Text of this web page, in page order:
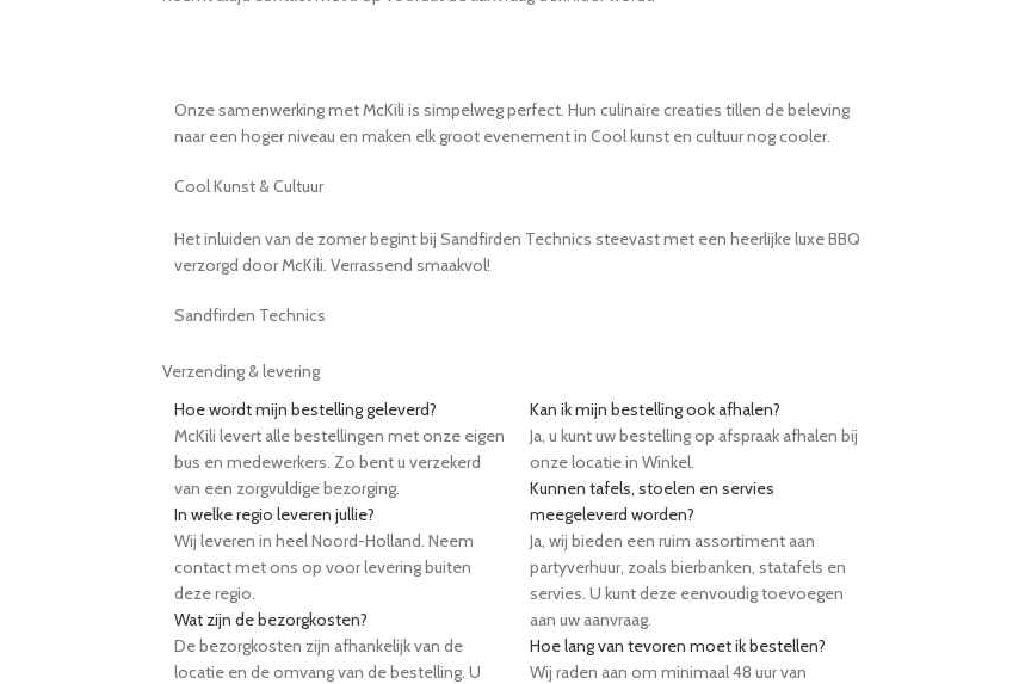
Onze samenwerking met McKili is simpelweg perfect. Hun culinaire creaties tillen de beleving
naar een hoger niveau en maken elk groot evenement in Cool kunst en cultuur nog cooler.
Cool Kunst & Cultuur
Het inluiden van de zomer begint bij Sandfirden Technics steevast met een heerlijke luxe BBQ
verzorgd door McKili. Verrassend smaakvol!
Sandfirden Technics
Verzending & levering
Hoe wordt mijn bestelling geleverd?
McKili levert alle bestellingen met onze eigen
bus en medewerkers. Zo bent u verzekerd
van een zorgvuldige bezorging.
In welke regio leveren jullie?
Wij leveren in heel Noord-Holland. Neem
contact met ons op voor levering buiten
deze regio.
Wat zijn de bezorgkosten?
De bezorgkosten zijn afhankelijk van de
locatie en de omvang van de bestelling. U
Kan ik mijn bestelling ook afhalen?
Ja, u kunt uw bestelling op afspraak afhalen bij
onze locatie in Winkel.
Kunnen tafels, stoelen en servies
meegeleverd worden?
Ja, wij bieden een ruim assortiment aan
partyverhuur, zoals bierbanken, statafels en
servies. U kunt deze eenvoudig toevoegen
aan uw aanvraag.
Hoe lang van tevoren moet ik bestellen?
Wij raden aan om minimaal 48 uur van